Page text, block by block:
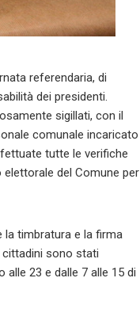
referendaria, di
dei presidenti.
sigillati, con il
comunale incaricato
tutte le verifiche
del Comune per
timbratura e la firma
cittadini sono stati
23 e dalle 7 alle 15 di